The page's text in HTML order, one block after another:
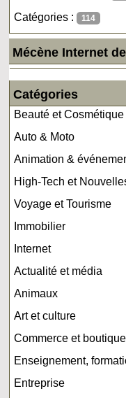
Catégories : 114
Mécène Internet
Catégories
Beauté et Cosmétique
Auto & Moto
Animation &
High-Tech et
Voyage et Tourisme
Immobilier
Internet
Actualité et média
Animaux
Art et culture
Commerce et boutique
Enseignement,
Entreprise